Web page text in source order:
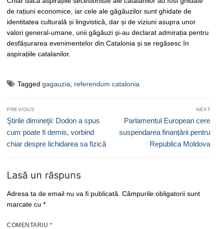
de rațiuni economice, iar cele ale găgăuzilor sunt ghidate de
identitatea culturală și lingvistică, dar și de viziuni asupra unor
valori general-umane, unii găgăuzi și-au declarat admirația pentru
desfășurarea evenimentelor din Catalonia și se regăsesc în
aspirațiile catalanilor.
Tagged gagauzia referendum catalonia
Navigare
în
articole
PREVIOUS
Previous
post:
Ştirile dimineţii: Dodon a spus
cum poate fi demis, vorbind
chiar despre lichidarea sa fizică
NEXT
Next
post:
Parlamentul European cere
suspendarea finanțării pentru
Republica Moldova
Lasă un răspuns
Adresa ta de email nu va fi publicată. Câmpurile obligatorii sunt
marcate cu *
COMENTARIU *